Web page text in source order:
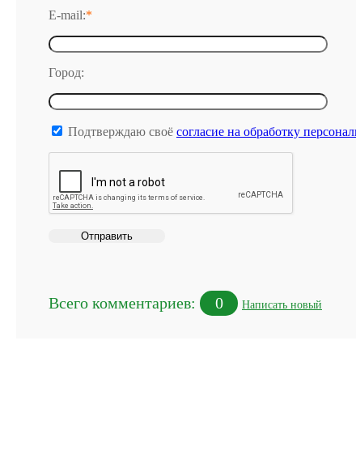
E-mail:*
Город:
Подтверждаю своё согласие на обработку
Всего комментариев: 0 Написать новый